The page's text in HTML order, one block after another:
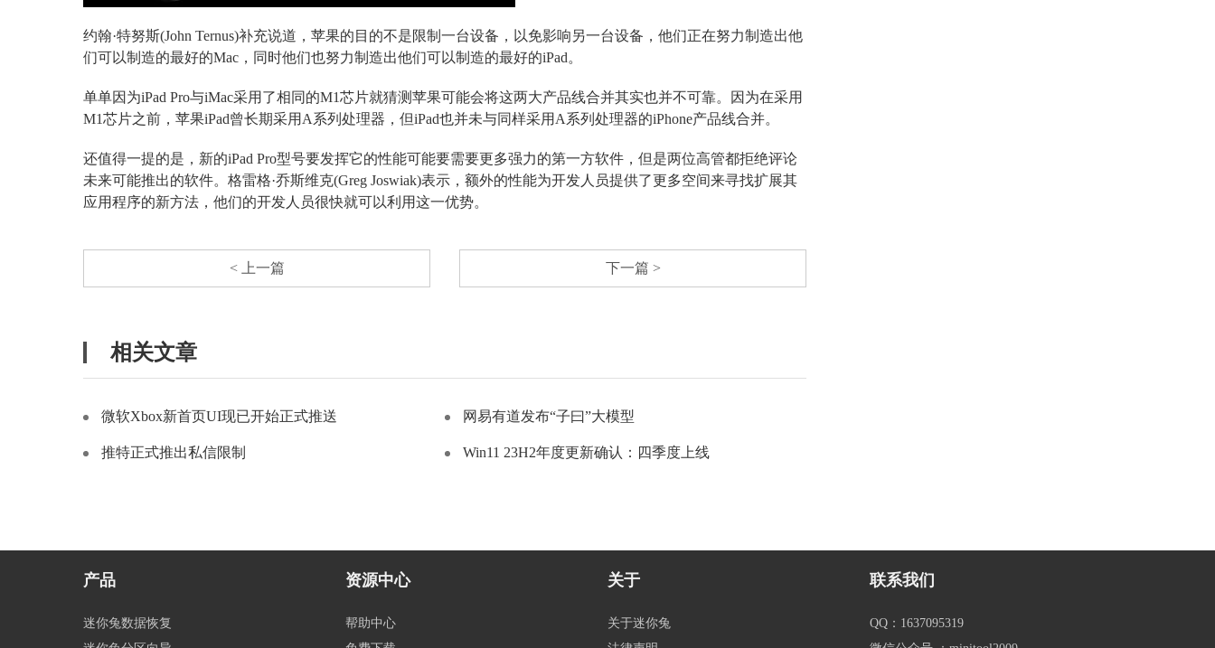
约翰·特努斯(John Ternus)补充说道，苹果的目的不是限制一台设备，以免影响另一台设备，他们正在努力制造出他
们可以制造的最好的Mac，同时他们也努力制造出他们可以制造的最好的iPad。
单单因为iPad Pro与iMac采用了相同的M1芯片就猜测苹果可能会将这两大产品线合并其实也并不可靠。因为在采用
M1芯片之前，苹果iPad曾长期采用A系列处理器，但iPad也并未与同样采用A系列处理器的iPhone产品线合并。
还值得一提的是，新的iPad Pro型号要发挥它的性能可能要需要更多强力的第一方软件，但是两位高管都拒绝评论
未来可能推出的软件。格雷格·乔斯维克(Greg Joswiak)表示，额外的性能为开发人员提供了更多空间来寻找扩展其
应用程序的新方法，他们的开发人员很快就可以利用这一优势。
< 上一篇 下一篇 >
相关文章
微软Xbox新首页UI现已开始正式推送 网易有道发布“子曰”大模型
推特正式推出私信限制 Win11 23H2年度更新确认：四季度上线
产品
迷你兔数据恢复
资源中心
帮助中心
关于
关于迷你兔
联系我们
QQ：1637095319